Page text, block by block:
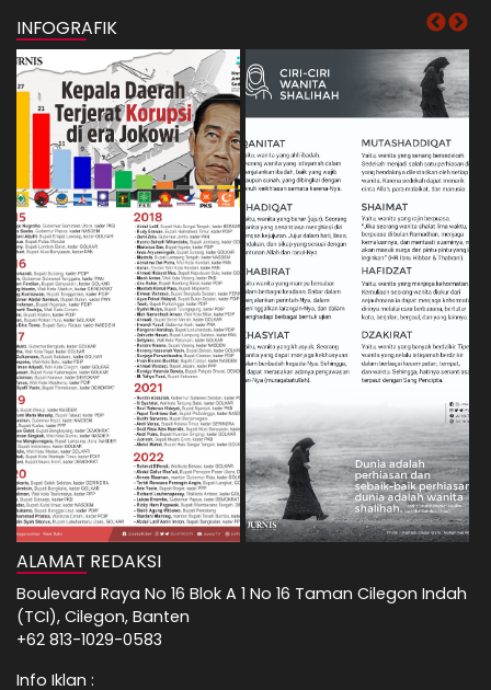
INFOGRAFIK
ALAMAT REDAKSI
Boulevard Raya No 16 Blok A 1 No 16 Taman Cilegon Indah
(TCI), Cilegon, Banten
+62 813-1029-0583
Info Iklan :